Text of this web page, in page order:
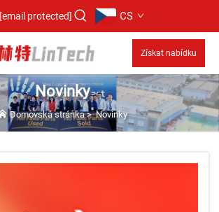
[email protected] CS
Získat nabídku
Novinky
Domovská stránka>Novinky